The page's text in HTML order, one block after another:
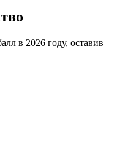
в 2026 году, оставив